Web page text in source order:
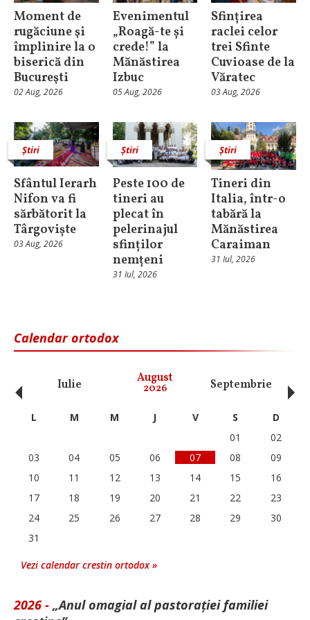
Moment de
rugăciune şi
împlinire la o
biserică din
Bucureşti
02 Aug, 2026
Evenimentul
„Roagă-te și
crede!” la
Mănăstirea
Izbuc
05 Aug, 2026
Sfințirea
raclei celor
trei Sfinte
Cuvioase de la
Văratec
03 Aug, 2026
Știri
Sfântul Ierarh
Nifon va fi
sărbătorit la
Târgoviște
03 Aug, 2026
Știri
Peste 100 de
tineri au
plecat în
pelerinajul
sfinților
nemțeni
31 Iul, 2026
Știri
Tineri din
Italia, într-o
tabără la
Mănăstirea
Caraiman
31 Iul, 2026
Calendar ortodox
Iulie August
2026 Septembrie
‹ L M M J V S
D
01
02
03
04 05 06 07 08
09
10
11 12 13 14 15
16
17
18 19 20 21 22
23
24
25 26 27 28 29
30
31
Vezi calendar crestin ortodox »
2026 - „Anul omagial al pastorației familiei